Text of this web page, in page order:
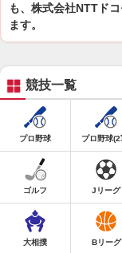
も、株式会社NTTド
ます。
競技一覧
プロ野球 プロ野球(2
ゴルフ Jリーグ
大相撲 Bリーグ